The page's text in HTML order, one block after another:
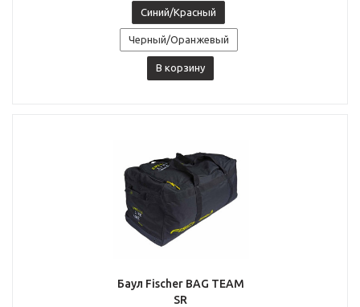
Синий/Красный
Черный/Оранжевый
В корзину
Баул Fischer BAG TEAM
SR